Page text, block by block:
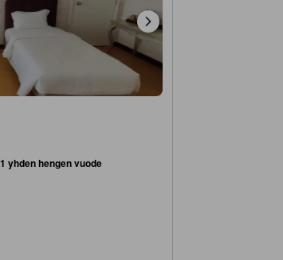
yhden hengen vuode